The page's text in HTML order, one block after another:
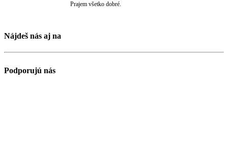
Prajem všetko dobré.
Nájdeš nás aj na
Podporujú nás